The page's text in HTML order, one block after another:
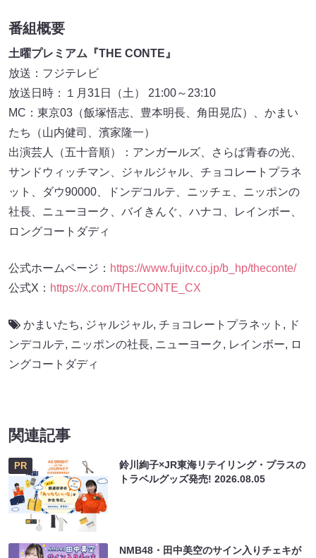
番組概要
土曜プレミアム『THE CONTE』
放送：フジテレビ
放送日時：１月31日（土） 21:00～23:10
MC：東京03（飯塚悟志、豊本明長、角田晃広）、かまい
たち（山内健司、濱家隆一）
出演芸人（五十音順）：アンガールズ、さらば青春の光、
サンドウィッチマン、ジャルジャル、チョコレートプラネ
ット、ダウ90000、ドンデコルテ、ニッチェ、ニッポンの
社長、ニューヨーク、バイきんぐ、ハナコ、レインボー、
ロングコートダディ
公式ホームページ： https://www.fujitv.co.jp/b_hp/theconte/
公式X： https://x.com/THECONTE_CX
かまいたち, ジャルジャル, チョコレートプラネット , ド
ンデコルテ, ニッポンの社長, ニューヨーク , レインボー, ロ
ングコートダディ
関連記事
PR
鈴川絢子×JR東海リテイリング・プラスの
トラベルグッズ発売!2026.08.05
NMB48・田中美空のサイン入りチェキが